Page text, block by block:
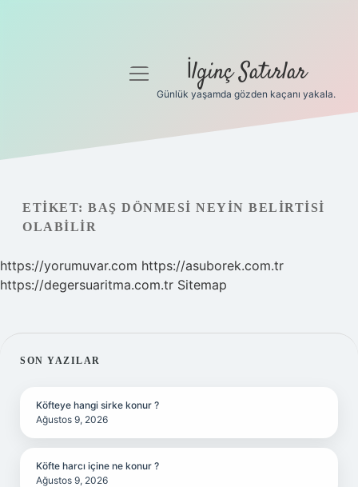
Gizlilik Politikası
Hakkımızda
menüyü
İlginç Satırlar
Günlük yaşamda gözden kaçanı yakala.
ETIKET: BAŞ DÖNMESI NEYIN BELIRTISI
OLABILIR
https://yorumuvar.com https://asuborek.com.tr
https://degersuaritma.com.tr Sitemap
SIDEBAR
SON YAZILAR
Köfteye hangi sirke konur ?
Ağustos 9, 2026
Köfte harcı içine ne konur ?
Ağustos 9, 2026